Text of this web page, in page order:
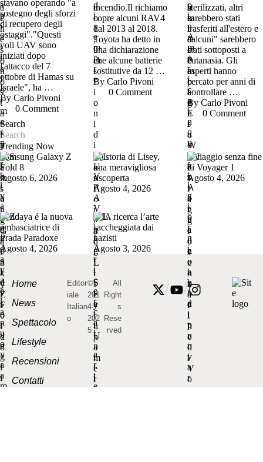
stavano operando "a
sostegno degli sforzi
di recupero degli
ostaggi"."Questi
voli UAV sono
iniziati dopo
l'attacco del 7
ottobre di Hamas su
Israele", ha …
By Carlo Pivoni
0 Comment
incendio.Il richiamo
copre alcuni RAV4
dal 2013 al 2018.
Toyota ha detto in
una dichiarazione
che alcune batterie
sostitutive da 12 …
By Carlo Pivoni
0 Comment
sterilizzati, altri
sarebbero stati
trasferiti all'estero e
"alcuni" sarebbero
stati sottoposti a
eutanasia. Gli
esperti hanno
cercato per anni di
controllare …
By Carlo Pivoni
0 Comment
Search
Trending Now
Samsung Galaxy Z
Fold 8
Agosto 6, 2026
La storia di Lisey,
una meravigliosa
riscoperta
Agosto 4, 2026
Il viaggio senza fine
di Voyager 1
Agosto 4, 2026
Zendaya é la nuova
ambasciatrice di
Prada Paradoxe
Agosto 4, 2026
L’IA ricerca l’arte
saccheggiata dai
nazisti
Agosto 3, 2026
Home
News
Spettacolo
Lifestyle
Recensioni
Contatti
/ /
Editor
iale
Italian
o
©
201
4-
202
5
All
Right
s
Rese
rved